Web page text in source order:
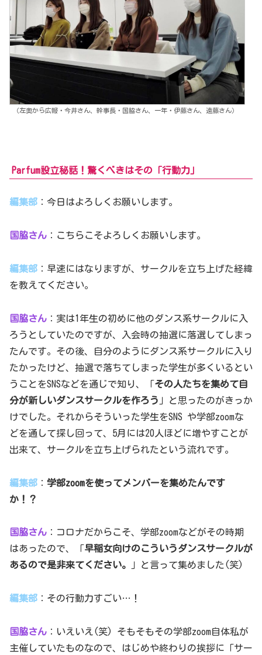
（左奥から広報・今井さん、幹事長・国脇さん、一年・伊藤さん、遠藤さん）
Parfum設立秘話！驚くべきはその「行動力」
編集部 ：今日はよろしくお願いします。
国脇さん ：こちらこそよろしくお願いします。
編集部 ：早速にはなりますが、サークルを立ち上げた経緯
を教えてください。
国脇さん ：実は1年生の初めに他のダンス系サークルに入
ろうとしていたのですが、入会時の抽選に落選してしまっ
たんです。その後、自分のようにダンス系サークルに入り
たかったけど、抽選で落ちてしまった学生が多くいるとい
うことをSNSなどを通じで知り、「その人たちを集めて自
分が新しいダンスサークルを作ろう 」と思ったのがきっか
けでした。それからそういった学生をSNS や学部zoomな
どを通して探し回って、5月には20人ほどに増やすことが
出来て、サークルを立ち上げられたという流れです。
編集部 ： 学部zoomを使ってメンバーを集めたんです
か！？
国脇さん ：コロナだからこそ、学部zoomなどがその時期
はあったので、「早稲女向けのこういうダンスサークルが
あるので是非来てください。
」と言って集めました(笑)
編集部 ：その行動力すごい…！
国脇さん ：いえいえ(笑) そもそもその学部zoom自体私が
主催していたものなので、はじめや終わりの挨拶に「サー